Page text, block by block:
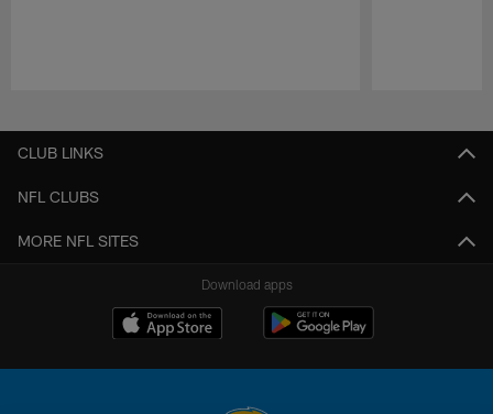
CLUB LINKS
NFL CLUBS
MORE NFL SITES
Download apps